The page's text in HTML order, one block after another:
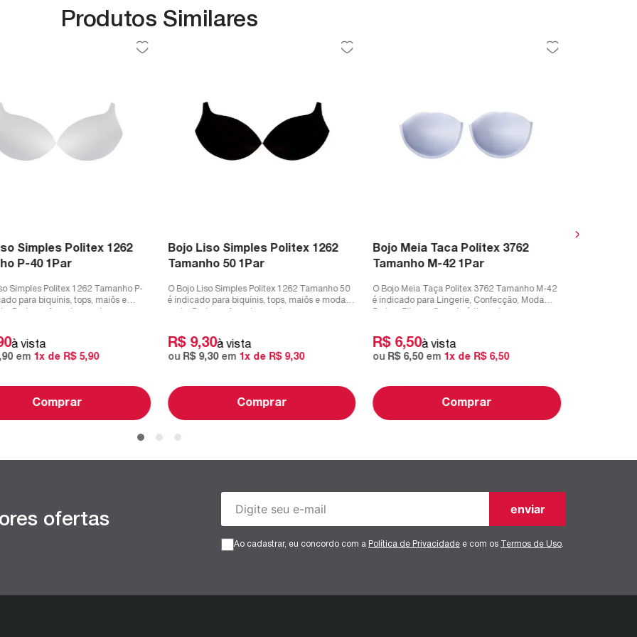
Produtos Similares
Simples Politex 1262
P-40 1Par
Simples Politex 1262 Tamanho P-
para biquínis, tops, maiôs e
à vista
90 em 1x de R$ 5,90
Comprar
Bojo Liso Simples Politex 1262
Tamanho 50 1Par
O Bojo Liso Simples Politex 1262 Tamanho 50
é indicado para biquínis, tops, maiôs e moda
R$ 9,30à vista
ou R$ 9,30em 1 x de R$ 9,30
Comprar
Bojo Meia Taca Politex 3762
Tamanho M-42 1Par
O Bojo Meia Taça Politex 3762 Tamanho M-42
é indicado para Lingerie, Confecção, Moda
R$ 6,50à vista
ou R$ 6,50em 1x de R$ 6,50
Comprar
ofertas
enviar
Ao cadastrar, eu concordo com a Política de Privacidade e com os Termos de Uso